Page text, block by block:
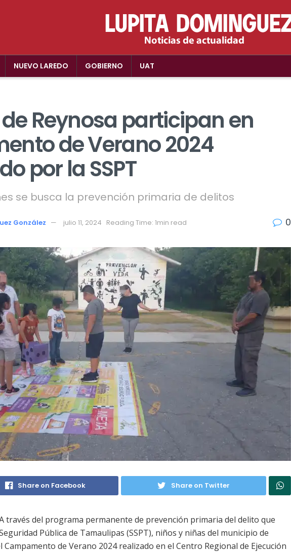
NUEVO LAREDO GOBIERNO UAT
Reynosa participan en
de Verano 2024
por la SSPT
se busca la prevención primaria de delitos
González julio 11, 2024 Reading Time: 1min read 0
Share on Facebook Share on Twitter
través del programa permanente de prevención primaria del delito que
Pública de Tamaulipas (SSPT), niños y niñas del municipio de
de Verano 2024 realizado en el Centro Regional de Ejecución